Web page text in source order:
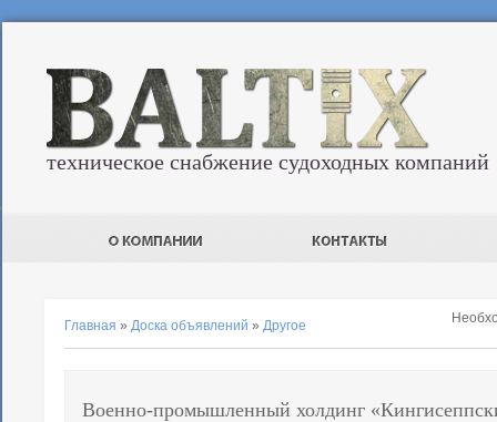
техническое снабжение судоходных компаний
Главная » Доска объявлений » Другое
Военно-промышленный холдинг